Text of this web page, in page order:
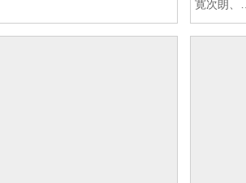
寛次朗、…